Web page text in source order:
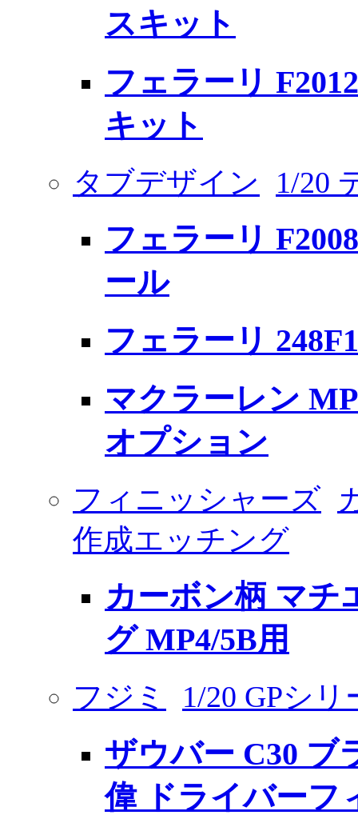
スキット
フェラーリ
キット
タブデザイン 1/20
フェラーリ
ール
フェラーリ
マクラーレン
オプション
フィニッシャーズ
作成エッチング
カーボン柄 マチ
グ MP4/5B用
フジミ 1/20 GPシ
ザウバー C30 ブ
偉 ドライバーフ